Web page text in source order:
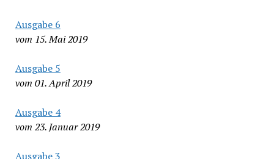
Ausgabe 6
vom 15. Mai 2019
Ausgabe 5
vom 01. April 2019
Ausgabe 4
vom 23. Januar 2019
Ausgabe 3